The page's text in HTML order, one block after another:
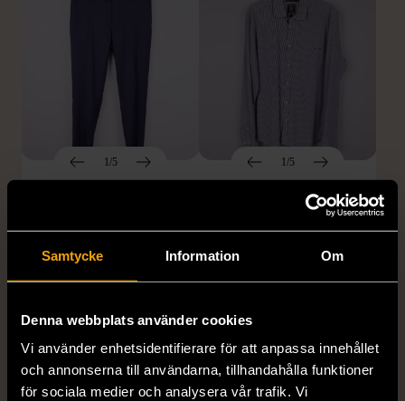
Samtycke Information Om
Denna webbplats använder cookies
Vi använder enhetsidentifierare för att anpassa innehållet
och annonserna till användarna, tillhandahålla funktioner
för sociala medier och analysera vår trafik. Vi
1/5
Kostymbyxor med
pressveck
159 kr
1/5
Bondelid - Randig skjorta
- Blå vit
XL (52)
199 kr